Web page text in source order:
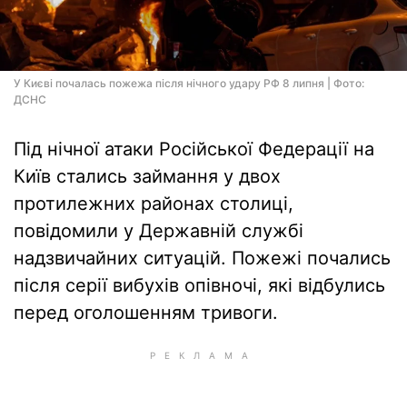
У Києві почалась пожежа після нічного удару РФ 8 липня | Фото:
ДСНС
Під нічної атаки Російської Федерації на
Київ стались займання у двох
протилежних районах столиці,
повідомили у Державній службі
надзвичайних ситуацій. Пожежі почались
після серії вибухів опівночі, які відбулись
перед оголошенням тривоги.